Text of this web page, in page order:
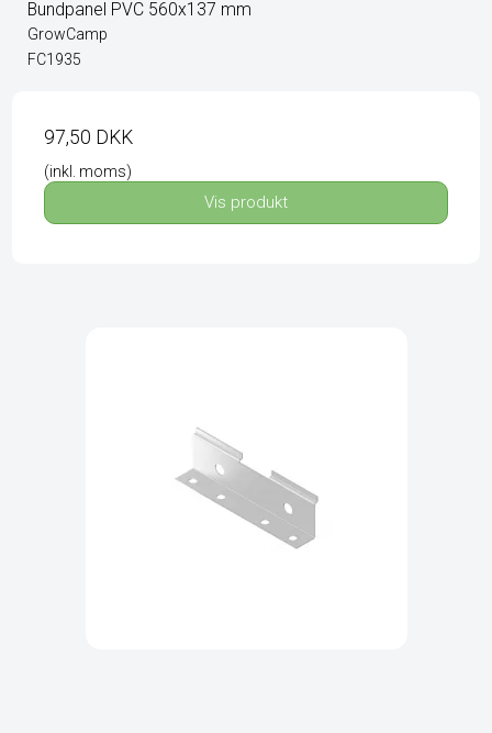
Bundpanel PVC 560x137 mm
GrowCamp
FC1935
97,50 DKK
(inkl. moms)
Vis produkt